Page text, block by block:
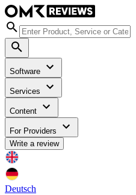
Software
Services
Content
For Providers
Write a review
Deutsch